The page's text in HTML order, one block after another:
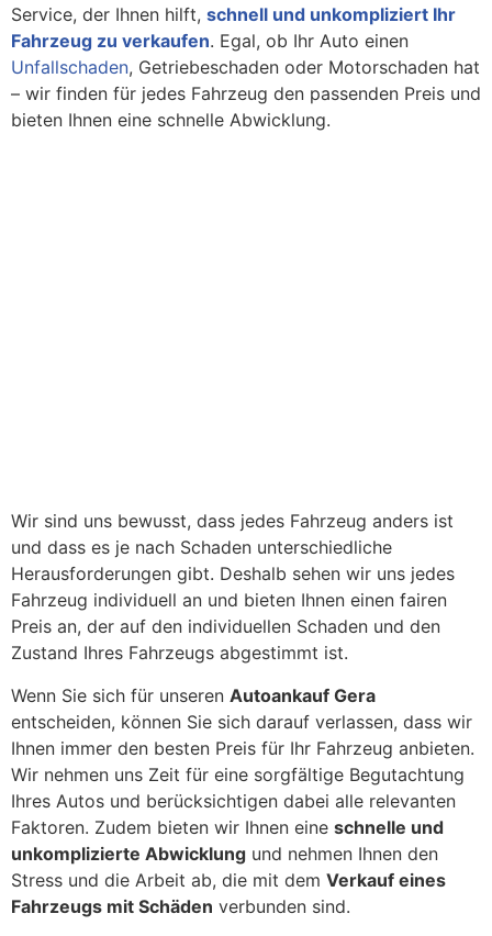
Service, der Ihnen hilft, schnell und unkompliziert Ihr
Fahrzeug zu verkaufen. Egal, ob Ihr Auto einen
Unfallschaden, Getriebeschaden oder Motorschaden hat
– wir finden für jedes Fahrzeug den passenden Preis und
bieten Ihnen eine schnelle Abwicklung.
Wir sind uns bewusst, dass jedes Fahrzeug anders ist
und dass es je nach Schaden unterschiedliche
Herausforderungen gibt. Deshalb sehen wir uns jedes
Fahrzeug individuell an und bieten Ihnen einen fairen
Preis an, der auf den individuellen Schaden und den
Zustand Ihres Fahrzeugs abgestimmt ist.
Wenn Sie sich für unseren Autoankauf Gera
entscheiden, können Sie sich darauf verlassen, dass wir
Ihnen immer den besten Preis für Ihr Fahrzeug anbieten.
Wir nehmen uns Zeit für eine sorgfältige Begutachtung
Ihres Autos und berücksichtigen dabei alle relevanten
Faktoren. Zudem bieten wir Ihnen eine schnelle und
unkomplizierte Abwicklung und nehmen Ihnen den
Stress und die Arbeit ab, die mit dem Verkauf eines
Fahrzeugs mit Schäden verbunden sind.